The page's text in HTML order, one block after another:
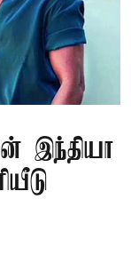
இந்தியா